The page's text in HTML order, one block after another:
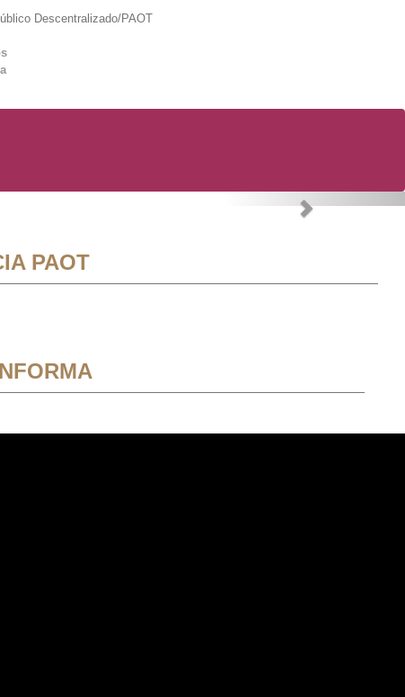
Descentralizado/PAOT
Next
PAOT